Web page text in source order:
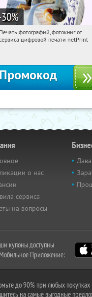
%
18:17:44 Получили:
Печать фотографий, фотокниг от
цифровой печати netPrint
о нас
сервиса
на вопросы
купоны доступны
Приложение:
до 90% при любых покупках
на самые выгодные